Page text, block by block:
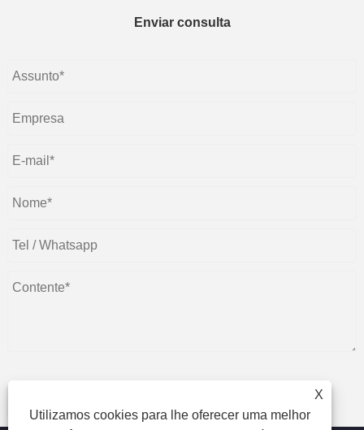
Enviar consulta
X
Utilizamos cookies para lhe oferecer uma melhor